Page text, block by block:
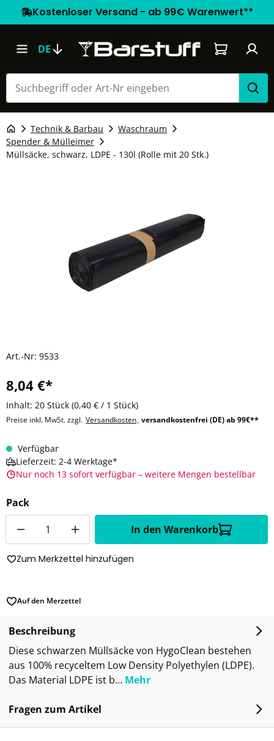
Kostenloser Versand - ab 99€ Warenwert**
DE Warenkorb
Technik & Barbau
Waschraum
Spender & Mülleimer
Müllsäcke, schwarz, LDPE - 130l (Rolle mit 20 Stk.)
Art.-Nr: 9533
8,04 €*
Inhalt: 20 Stück (0,40 € / 1 Stück)
Preise inkl. MwSt. zzgl. Versandkosten, versandkostenfrei (DE) ab 99€**
Verfügbar
Lieferzeit: 2-4 Werktage*
Nur noch 13 sofort verfügbar – weitere Mengen bestellbar
Pack
In den Warenkorb
Zum Merkzettel hinzufügen
Auf den Merzettel
Beschreibung
Diese schwarzen Müllsäcke von HygoClean bestehen
aus 100% recyceltem Low Density Polyethylen (LDPE).
Das Material LDPE ist b… Mehr
Fragen zum Artikel